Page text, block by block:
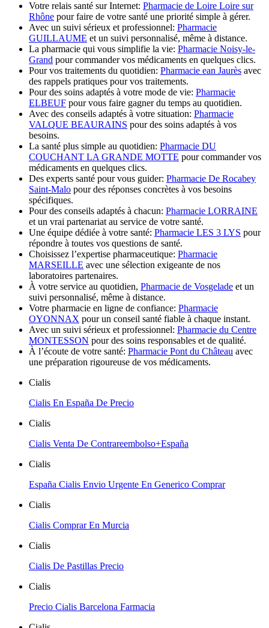
Votre relais santé sur Internet: Pharmacie de Loire Loire sur
Rhône pour faire de votre santé une priorité simple à gérer.
Avec un suivi sérieux et professionnel: Pharmacie
GUILLAUME et un suivi personnalisé, même à distance.
La pharmacie qui vous simplifie la vie: Pharmacie Noisy-le-
Grand pour commander vos médicaments en quelques clics.
Pour vos traitements du quotidien: Pharmacie ean Jaurès avec
des rappels pratiques pour vos traitements.
Pour des soins adaptés à votre mode de vie: Pharmacie
ELBEUF pour vous faire gagner du temps au quotidien.
Avec des conseils adaptés à votre situation: Pharmacie
VALQUE BEAURAINS pour des soins adaptés à vos
besoins.
La santé plus simple au quotidien: Pharmacie DU
COUCHANT LA GRANDE MOTTE pour commander vos
médicaments en quelques clics.
Des experts santé pour vous guider: Pharmacie De Rocabey
Saint-Malo pour des réponses concrètes à vos besoins
spécifiques.
Pour des conseils adaptés à chacun: Pharmacie LORRAINE
et un vrai partenariat au service de votre santé.
Une équipe dédiée à votre santé: Pharmacie LES 3 LYS pour
répondre à toutes vos questions de santé.
Choisissez l’expertise pharmaceutique: Pharmacie
MARSEILLE avec une sélection exigeante de nos
laboratoires partenaires.
À votre service au quotidien, Pharmacie de Vosgelade et un
suivi personnalisé, même à distance.
Votre pharmacie en ligne de confiance: Pharmacie
OYONNAX pour un conseil santé fiable à chaque instant.
Avec un suivi sérieux et professionnel: Pharmacie du Centre
MONTESSON pour des soins responsables et de qualité.
À l’écoute de votre santé: Pharmacie Pont du Château avec
une préparation rigoureuse de vos médicaments.
Cialis
Cialis En España De Precio
Cialis
Cialis Venta De Contrareembolso+España
Cialis
España Cialis Envio Urgente En Generico Comprar
Cialis
Cialis Comprar En Murcia
Cialis
Cialis De Pastillas Precio
Cialis
Precio Cialis Barcelona Farmacia